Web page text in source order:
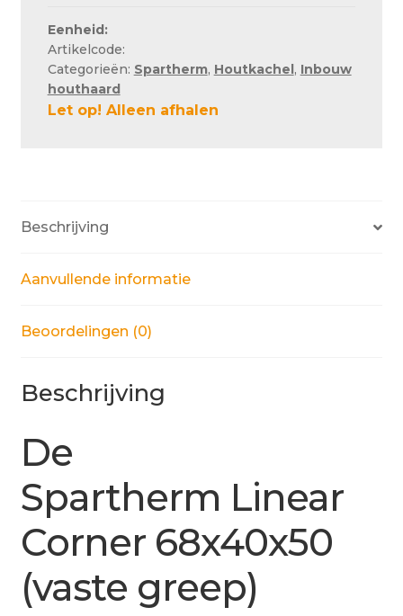
Showroom
Verzending en bezorging
(vaste
greep)
aantal
Eenheid:
Artikelcode:
Categorieën: Spartherm, Houtkachel, Inbouw
houthaard
Let op! Alleen afhalen
Beschrijving
Aanvullende informatie
Beoordelingen (0)
Beschrijving
De
Spartherm Linear
Corner 68x40x50
(vaste greep)